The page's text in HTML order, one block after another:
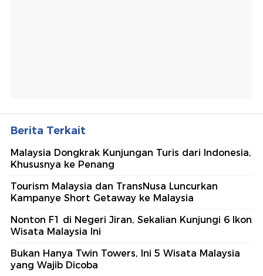
Berita Terkait
Malaysia Dongkrak Kunjungan Turis dari Indonesia,
Khususnya ke Penang
Tourism Malaysia dan TransNusa Luncurkan
Kampanye Short Getaway ke Malaysia
Nonton F1 di Negeri Jiran, Sekalian Kunjungi 6 Ikon
Wisata Malaysia Ini
Bukan Hanya Twin Towers, Ini 5 Wisata Malaysia
yang Wajib Dicoba